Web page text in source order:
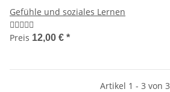
Gefühle und soziales Lernen
Preis 12,00 € *
Artikel 1 - 3 von 3